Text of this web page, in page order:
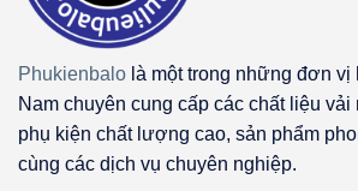
Phukienbalolà một trong những đơn vị
Nam chuyên cung cấp các chất liệu vải
phụ kiện chất lượng cao, sản phẩm
cùng các dịch vụ chuyên nghiệp.